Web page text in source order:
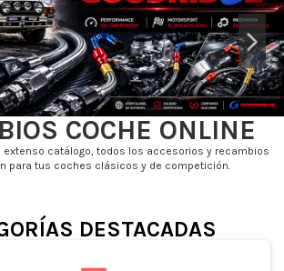
COCHE ONLINE
extenso catálogo, todos los accesorios y recambios
para tus coches clásicos y de competición.
DESTACADAS